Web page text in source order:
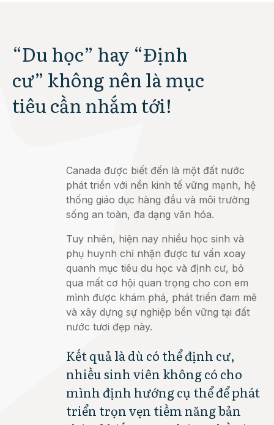
“Du học” hay “Định
cư” không nên là mục
tiêu cần nhắm tới!
Canada được biết đến là một đất nước
phát triển với nền kinh tế vững mạnh, hệ
thống giáo dục hàng đầu và môi trường
sống an toàn, đa dạng văn hóa.
Tuy nhiên, hiện nay nhiều học sinh và
phụ huynh chỉ nhận được tư vấn xoay
quanh mục tiêu du học và định cư, bỏ
qua mất cơ hội quan trọng cho con em
mình được khám phá, phát triển đam mê
và xây dựng sự nghiệp bền vững tại đất
nước tươi đẹp này.
Kết quả là dù có thể định cư,
nhiều sinh viên không có cho
mình định hướng cụ thể để phát
triển trọn vẹn tiềm năng bản